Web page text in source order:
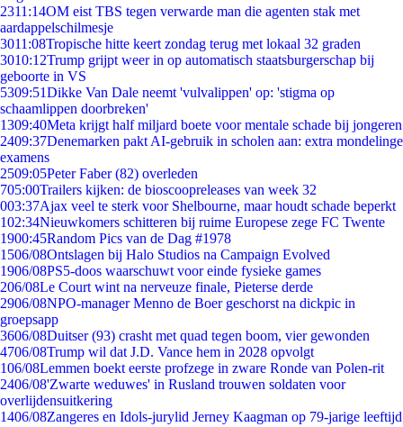
2311:14OM eist TBS tegen verwarde man die agenten stak met
aardappelschilmesje
3011:08Tropische hitte keert zondag terug met lokaal 32 graden
3010:12Trump grijpt weer in op automatisch staatsburgerschap bij
geboorte in VS
5309:51Dikke Van Dale neemt 'vulvalippen' op: 'stigma op
schaamlippen doorbreken'
1309:40Meta krijgt half miljard boete voor mentale schade bij jongeren
2409:37Denemarken pakt AI-gebruik in scholen aan: extra mondelinge
examens
2509:05Peter Faber (82) overleden
705:00Trailers kijken: de bioscoopreleases van week 32
003:37Ajax veel te sterk voor Shelbourne, maar houdt schade beperkt
102:34Nieuwkomers schitteren bij ruime Europese zege FC Twente
1900:45Random Pics van de Dag #1978
1506/08Ontslagen bij Halo Studios na Campaign Evolved
1906/08PS5-doos waarschuwt voor einde fysieke games
206/08Le Court wint na nerveuze finale, Pieterse derde
2906/08NPO-manager Menno de Boer geschorst na dickpic in
groepsapp
3606/08Duitser (93) crasht met quad tegen boom, vier gewonden
4706/08Trump wil dat J.D. Vance hem in 2028 opvolgt
106/08Lemmen boekt eerste profzege in zware Ronde van Polen-rit
2406/08'Zwarte weduwes' in Rusland trouwen soldaten voor
overlijdensuitkering
1406/08Zangeres en Idols-jurylid Jerney Kaagman op 79-jarige leeftijd